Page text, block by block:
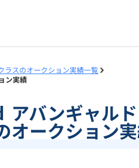
ラスのオークション実績一覧
ン実績
アバンギャル
ークション